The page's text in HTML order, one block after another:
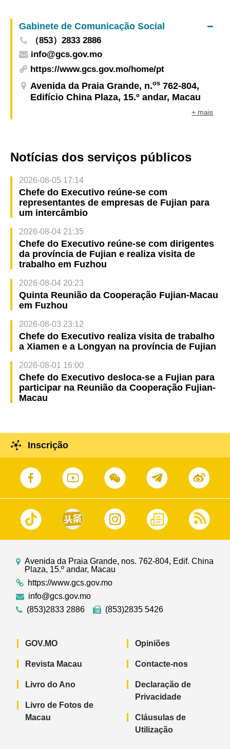
Gabinete de Comunicação Social
（853）2833 2886
info@gcs.gov.mo
https://www.gcs.gov.mo/home/pt
Avenida da Praia Grande, n.os 762-804,
Edifício China Plaza, 15.º andar, Macau
+ mais
Notícias dos serviços públicos
2026-08-05 17:14
Chefe do Executivo reúne-se com
representantes de empresas de Fujian para
um intercâmbio
2026-08-04 21:35
Chefe do Executivo reúne-se com dirigentes
da província de Fujian e realiza visita de
trabalho em Fuzhou
2026-08-04 20:23
Quinta Reunião da Cooperação Fujian-Macau
em Fuzhou
2026-08-03 23:12
Chefe do Executivo realiza visita de trabalho
a Xiamen e a Longyan na província de Fujian
2026-08-01 16:00
Chefe do Executivo desloca-se a Fujian para
participar na Reunião da Cooperação Fujian-
Macau
Inscrição
Avenida da Praia Grande, nos. 762-804, Edif. China
Plaza, 15.º andar, Macau
https://www.gcs.gov.mo
info@gcs.gov.mo
(853)2833 2886
(853)2835 5426
GOV.MO
Revista Macau
Livro do Ano
Livro de Fotos de
Macau
Opiniões
Contacte-nos
Declaração de
Privacidade
Cláusulas de
Utilização